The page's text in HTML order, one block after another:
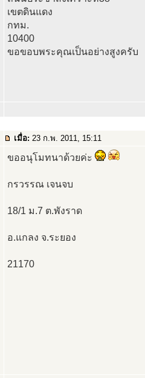
เขตดินแดง
กทม.
10400
ขอขอบพระคุณเป็นอย่างสูงครับ
เมื่อ: 23 ก.พ. 2011, 15:11
ขออนุโมทนาด้วยค่ะ
กรวรรณ เจนจบ
18/1 ม.7 ต.พังราด
อ.แกลง จ.ระยอง
21170